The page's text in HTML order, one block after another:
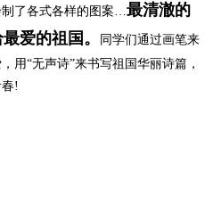
了各式各样的图案…最清澈的
爱的祖国。
同学们通过画笔来
用“无声诗”来书写祖国华丽诗篇，
!